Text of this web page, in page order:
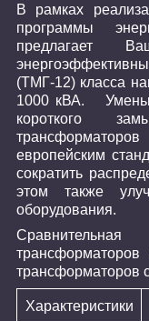
В рамках
программы
предлагает
(ТМГ-12) класса
1000 кВА.
короткого
европейским
сократить
этом также
оборудования.
трансформаторов
Характеристики